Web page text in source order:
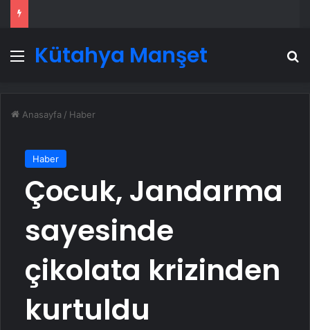
Menü
Kütahya Manşet
Anasayfa / Haber
Haber
Çocuk, Jandarma
sayesinde
çikolata krizinden
kurtuldu